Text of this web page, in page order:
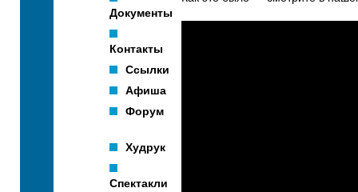
Документы
Контакты
Ссылки
Афиша
Форум
Худрук
Спектакли